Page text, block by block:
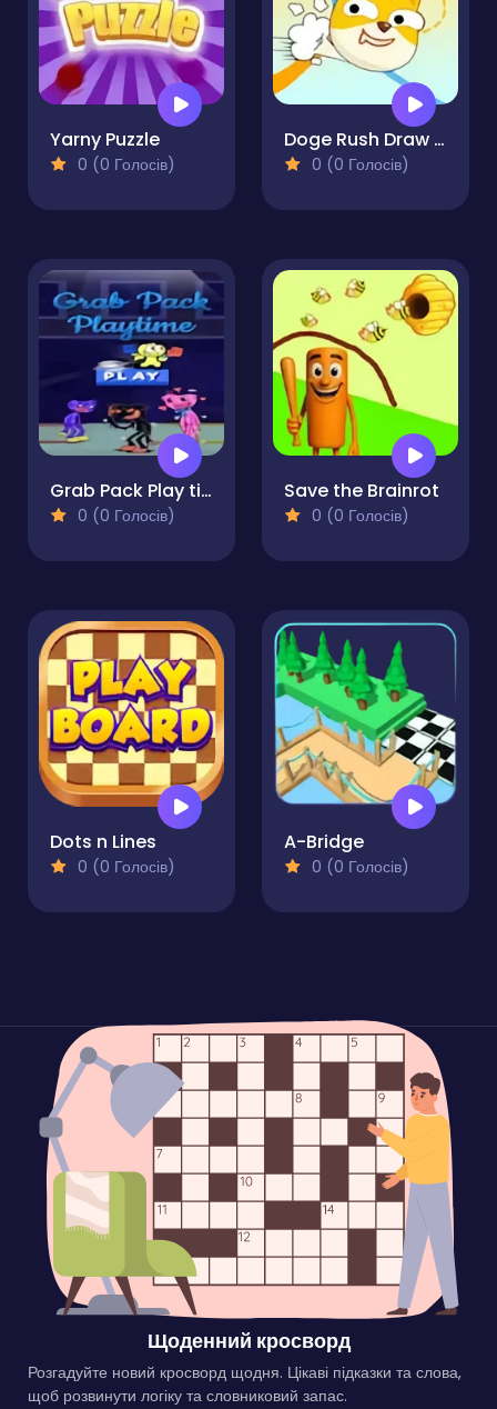
Yarny Puzzle
0 (0 Голосів)
Doge Rush Draw Home Puzzle
0 (0 Голосів)
Grab Pack Play time
0 (0 Голосів)
Save the Brainrot
0 (0 Голосів)
Dots n Lines
0 (0 Голосів)
A-Bridge
0 (0 Голосів)
Щоденний кросворд
Розгадуйте новий кросворд щодня. Цікаві підказки та слова,
щоб розвинути логіку та словниковий запас.